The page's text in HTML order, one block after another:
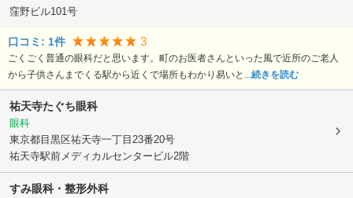
窪野ビル101号
口コミ: 1件 3
ごくごく普通の眼科だと思います。町のお医者さんといった風で近所のご老人
から子供さんまでくる駅から近くで場所もわかり易いと... 続きを読む
祐天寺たぐち眼科
眼科
東京都目黒区祐天寺一丁目23番20号
祐天寺駅前メディカルセンタービル2階
すみ眼科・整形外科